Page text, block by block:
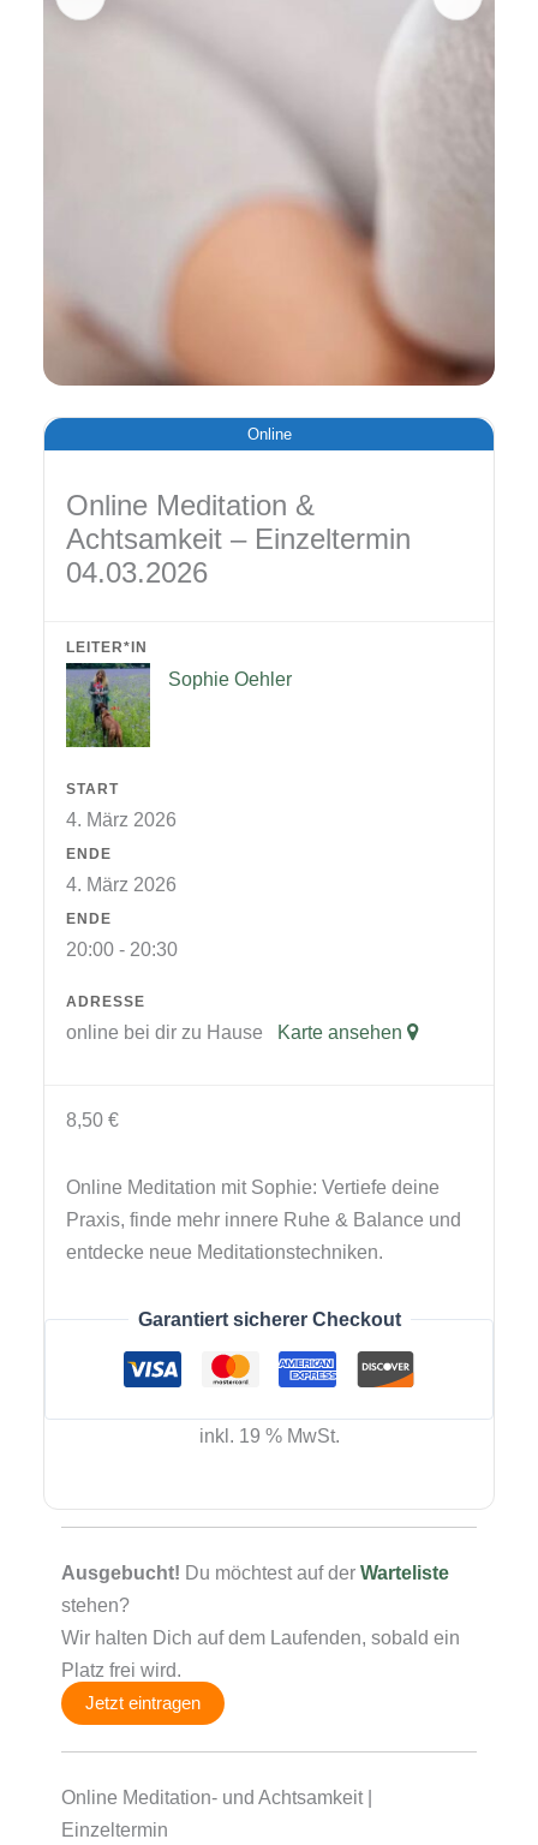
Online
LEITER*IN
Sophie Oehler
START
4. März 2026
ENDE
4. März 2026
ENDE
20:00 - 20:30
ADRESSE
online bei dir zu Hause Karte ansehen
Online Meditation &
Achtsamkeit – Einzeltermin
04.03.2026
8,50 €
inkl. 19 % MwSt.
Online Meditation mit Sophie: Vertiefe deine
Praxis, finde mehr innere Ruhe & Balance und
entdecke neue Meditationstechniken.
Garantiert sicherer Checkout
Ausgebucht! Du möchtest auf der Warteliste
stehen?
Wir halten Dich auf dem Laufenden, sobald ein
Platz frei wird.
Jetzt eintragen
Online Meditation- und Achtsamkeit |
Einzeltermin